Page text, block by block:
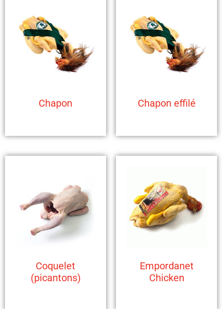
Chapon Chapon effilé
Coquelet
(picantons)
Empordanet
Chicken